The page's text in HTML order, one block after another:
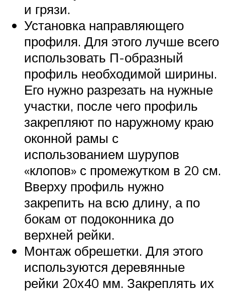
и грязи.
Установка направляющего
профиля. Для этого лучше всего
использовать П-образный
профиль необходимой ширины.
Его нужно разрезать на нужные
участки, после чего профиль
закрепляют по наружному краю
оконной рамы с
использованием шурупов
«клопов» с промежутком в 20 см.
Вверху профиль нужно
закрепить на всю длину, а по
бокам от подоконника до
верхней рейки.
Монтаж обрешетки. Для этого
используются деревянные
рейки 20х40 мм. Закреплять их